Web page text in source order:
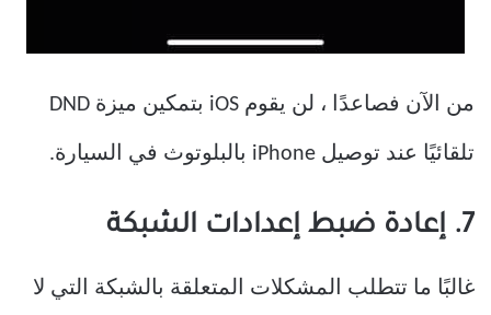
من الآن فصاعدًا ، لن يقوم iOS بتمكين ميزة DND
تلقائيًا عند توصيل iPhone بالبلوتوث في السيارة.
7. إعادة ضبط إعدادات الشبكة
غالبًا ما تتطلب المشكلات المتعلقة بالشبكة التي لا